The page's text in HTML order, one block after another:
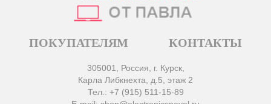
ПОКУПАТЕЛЯМ КОНТАКТЫ
305001, Россия, г. Курск,
Карла Либкнехта, д.5, этаж 2
Тел.: +7 (915) 511-15-89